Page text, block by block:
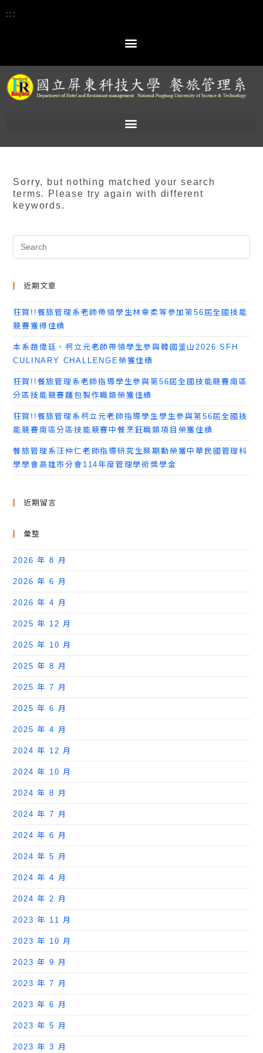
:::
Sorry, but nothing matched your search
terms. Please try again with different
keywords.
近期文章
狂賀!!餐旅管理系老師帶領學生林幸柔等參加第56屆全國技能
競賽獲得佳績
本系趙偉廷、柯立元老師帶領學生參與韓國釜山2026 SFH
CULINARY CHALLENGE榮獲佳績
狂賀!!餐旅管理系老師指導學生參與第56屆全國技能競賽南區
分區技能競賽麵包製作職類榮獲佳績
狂賀!!餐旅管理系柯立元老師指導學生學生參與第56屆全國技
能競賽南區分區技能競賽中餐烹飪職類項目榮獲佳績
餐旅管理系汪仲仁老師指導研究生蔡期勳榮獲中華民國管理科
學學會高雄市分會114年度管理學術獎學金
近期留言
彙整
2026 年 8 月
2026 年 6 月
2026 年 4 月
2025 年 12 月
2025 年 10 月
2025 年 8 月
2025 年 7 月
2025 年 6 月
2025 年 4 月
2024 年 12 月
2024 年 10 月
2024 年 8 月
2024 年 7 月
2024 年 6 月
2024 年 5 月
2024 年 4 月
2024 年 2 月
2023 年 11 月
2023 年 10 月
2023 年 9 月
2023 年 7 月
2023 年 6 月
2023 年 5 月
2023 年 3 月